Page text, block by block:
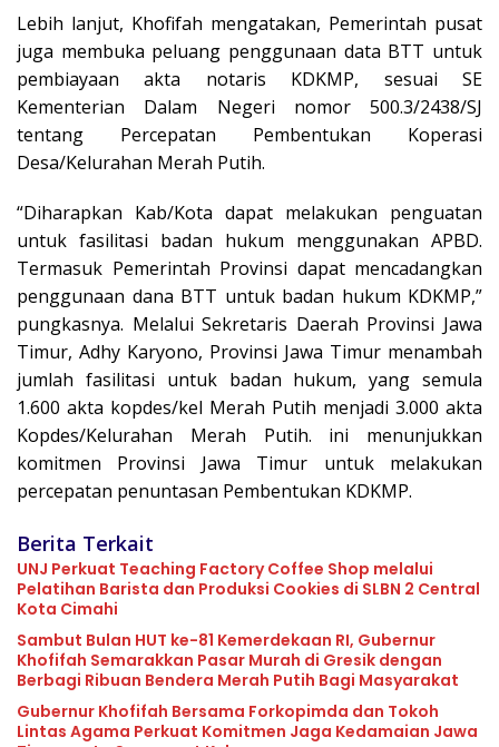
Lebih lanjut, Khofifah mengatakan, Pemerintah pusat
juga membuka peluang penggunaan data BTT untuk
pembiayaan akta notaris KDKMP, sesuai SE
Kementerian Dalam Negeri nomor 500.3/2438/SJ
tentang Percepatan Pembentukan Koperasi
Desa/Kelurahan Merah Putih.
“Diharapkan Kab/Kota dapat melakukan penguatan
untuk fasilitasi badan hukum menggunakan APBD.
Termasuk Pemerintah Provinsi dapat mencadangkan
penggunaan dana BTT untuk badan hukum KDKMP,”
pungkasnya. Melalui Sekretaris Daerah Provinsi Jawa
Timur, Adhy Karyono, Provinsi Jawa Timur menambah
jumlah fasilitasi untuk badan hukum, yang semula
1.600 akta kopdes/kel Merah Putih menjadi 3.000 akta
Kopdes/Kelurahan Merah Putih. ini menunjukkan
komitmen Provinsi Jawa Timur untuk melakukan
percepatan penuntasan Pembentukan KDKMP.
Berita Terkait
UNJ Perkuat Teaching Factory Coffee Shop melalui
Pelatihan Barista dan Produksi Cookies di SLBN 2 Central
Kota Cimahi
Sambut Bulan HUT ke-81 Kemerdekaan RI, Gubernur
Khofifah Semarakkan Pasar Murah di Gresik dengan
Berbagi Ribuan Bendera Merah Putih Bagi Masyarakat
Gubernur Khofifah Bersama Forkopimda dan Tokoh
Lintas Agama Perkuat Komitmen Jaga Kedamaian Jawa